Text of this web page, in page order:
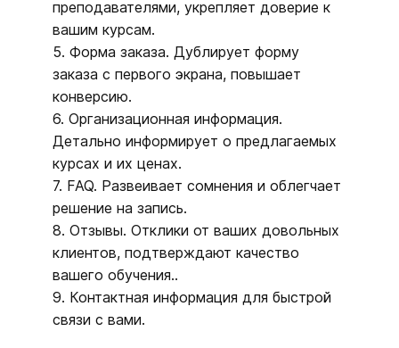
преподавателями, укрепляет доверие к
вашим курсам.
5. Форма заказа. Дублирует форму
заказа с первого экрана, повышает
конверсию.
6. Организационная информация.
Детально информирует о предлагаемых
курсах и их ценах.
7. FAQ. Развеивает сомнения и облегчает
решение на запись.
8. Отзывы. Отклики от ваших довольных
клиентов, подтверждают качество
вашего обучения..
9. Контактная информация для быстрой
связи с вами.